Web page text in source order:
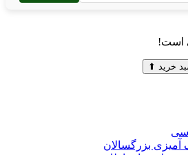
است!
خرید ⬆
آمیزی بزرگسالان